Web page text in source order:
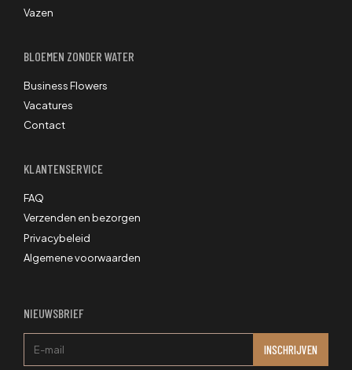
Vazen
BLOEMEN ZONDER WATER
Business Flowers
Vacatures
Contact
KLANTENSERVICE
FAQ
Verzenden en bezorgen
Privacybeleid
Algemene voorwaarden
NIEUWSBRIEF